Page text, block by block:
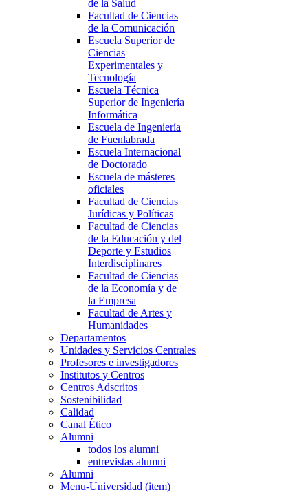
de la Salud
Facultad de Ciencias
de la Comunicación
Escuela Superior de
Ciencias
Experimentales y
Tecnología
Escuela Técnica
Superior de Ingeniería
Informática
Escuela de Ingeniería
de Fuenlabrada
Escuela Internacional
de Doctorado
Escuela de másteres
oficiales
Facultad de Ciencias
Jurídicas y Políticas
Facultad de Ciencias
de la Educación y del
Deporte y Estudios
Interdisciplinares
Facultad de Ciencias
de la Economía y de
la Empresa
Facultad de Artes y
Humanidades
Departamentos
Unidades y Servicios Centrales
Profesores e investigadores
Institutos y Centros
Centros Adscritos
Sostenibilidad
Calidad
Canal Ético
Alumni
todos los alumni
entrevistas alumni
Alumni
Menu-Universidad (item)